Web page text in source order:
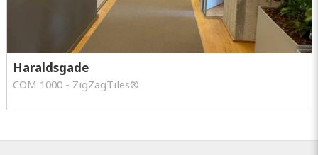
Haraldsgade
COM 1000 - ZigZagTiles®